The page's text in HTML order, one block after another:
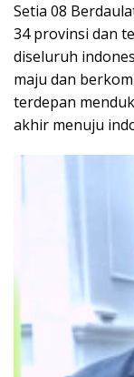
Setia 08
34 provinsi dan
diseluruh
maju dan
terdepan
akhir menuju